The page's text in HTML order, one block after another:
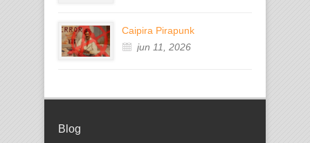
Caipira Pirapunk
jun 11, 2026
Blog